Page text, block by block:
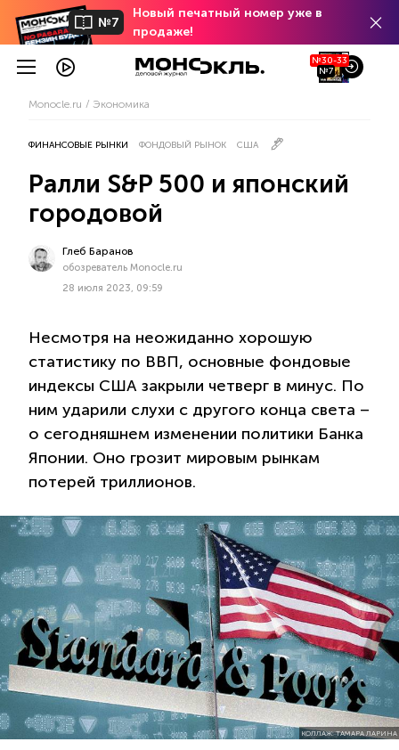
№7
Новый печатный номер уже в
продаже!
№30-33
№7
Monocle.ru Экономика
ФИНАНСОВЫЕ РЫНКИ ФОНДОВЫЙ РЫНОК США
Ралли S&P 500 и японский
городовой
Глеб Баранов
обозреватель Monocle.ru
28 июля 2023, 09:59
Несмотря на неожиданно хорошую
статистику по ВВП, основные фондовые
индексы США закрыли четверг в минус. По
ним ударили слухи с другого конца света –
о сегодняшнем изменении политики Банка
Японии. Оно грозит мировым рынкам
потерей триллионов.
КОЛЛАЖ: ТАМАРА ЛАРИНА